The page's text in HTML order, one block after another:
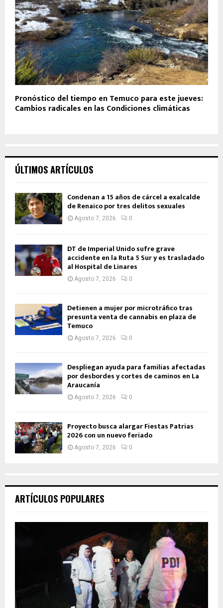
Pronóstico del tiempo en Temuco para este jueves:
Cambios radicales en las Condiciones climáticas
ÚLTIMOS ARTÍCULOS
Condenan a 15 años de cárcel a exalcalde
de Renaico por tres delitos sexuales
Agosto 7, 2026 0
DT de Imperial Unido sufre grave
accidente en la Ruta 5 Sur y es trasladado
al Hospital de Linares
Agosto 7, 2026 0
Detienen a mujer por microtráfico tras
presunta venta de cannabis en plaza de
Temuco
Agosto 7, 2026 0
Despliegan ayuda para familias afectadas
por desbordes y cortes de caminos en La
Araucanía
Agosto 7, 2026 0
Proyecto busca alargar Fiestas Patrias
2026 con un nuevo feriado
Agosto 7, 2026 0
ARTÍCULOS POPULARES